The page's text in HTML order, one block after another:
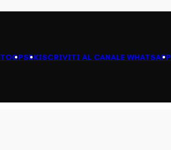
SBKISCRIVITI AL CANALE WHATSAPP